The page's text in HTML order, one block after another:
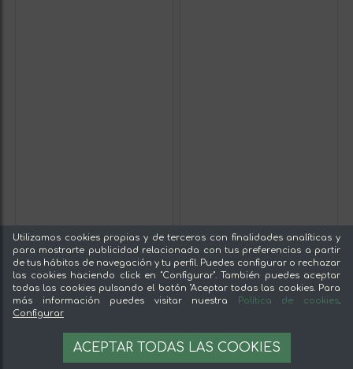
Utilizamos cookies propias y de terceros con finalidades analíticas y
para mostrarte publicidad relacionada con tus preferencias a partir
de tus hábitos de navegación y tu perfil. Puedes configurar o rechazar
las cookies haciendo click en "Configurar". También puedes aceptar
todas las cookies pulsando el botón "Aceptar todas las cookies. Para
más información puedes visitar nuestra
Política de cookies.
Configurar
ACEPTAR TODAS LAS COOKIES